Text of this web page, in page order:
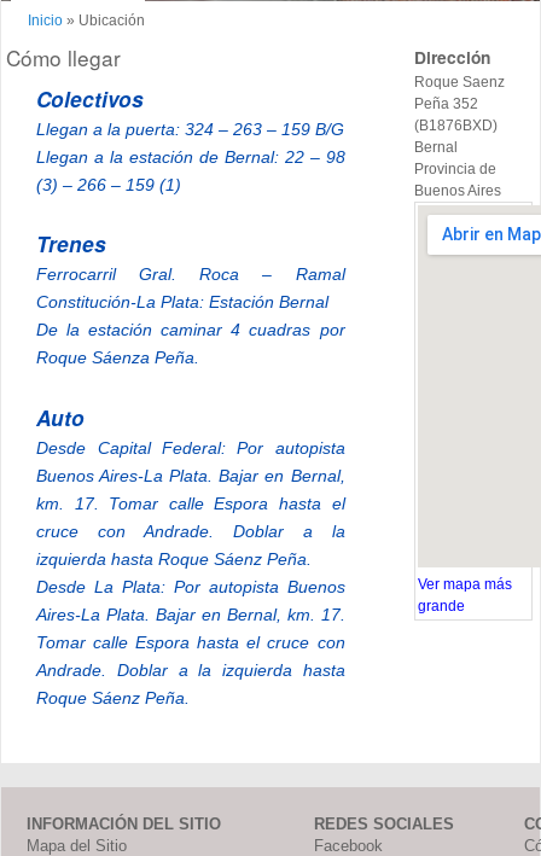
Inicio » Ubicación
Cómo llegar
Colectivos
Llegan a la puerta: 324 – 263 – 159 B/G
Llegan a la estación de Bernal: 22 – 98
(3) – 266 – 159 (1)
Trenes
Ferrocarril Gral. Roca – Ramal
Constitución-La Plata: Estación Bernal
De la estación caminar 4 cuadras por
Roque Sáenza Peña.
Auto
Desde Capital Federal: Por autopista
Buenos Aires-La Plata. Bajar en Bernal,
km. 17. Tomar calle Espora hasta el
cruce con Andrade. Doblar a la
izquierda hasta Roque Sáenz Peña.
Desde La Plata: Por autopista Buenos
Aires-La Plata. Bajar en Bernal, km. 17.
Tomar calle Espora hasta el cruce con
Andrade. Doblar a la izquierda hasta
Roque Sáenz Peña.
Dirección
Roque Saenz
Peña 352
(B1876BXD)
Bernal
Provincia de
Buenos Aires
Ver mapa más
grande
INFORMACIÓN DEL SITIO
Mapa del Sitio
REDES SOCIALES
Facebook